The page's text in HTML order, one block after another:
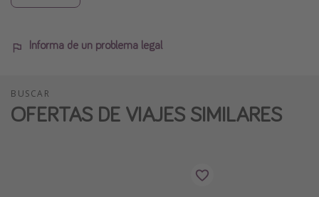
Informa de un problema legal
BUSCAR
OFERTAS DE VIAJES SIMILARES